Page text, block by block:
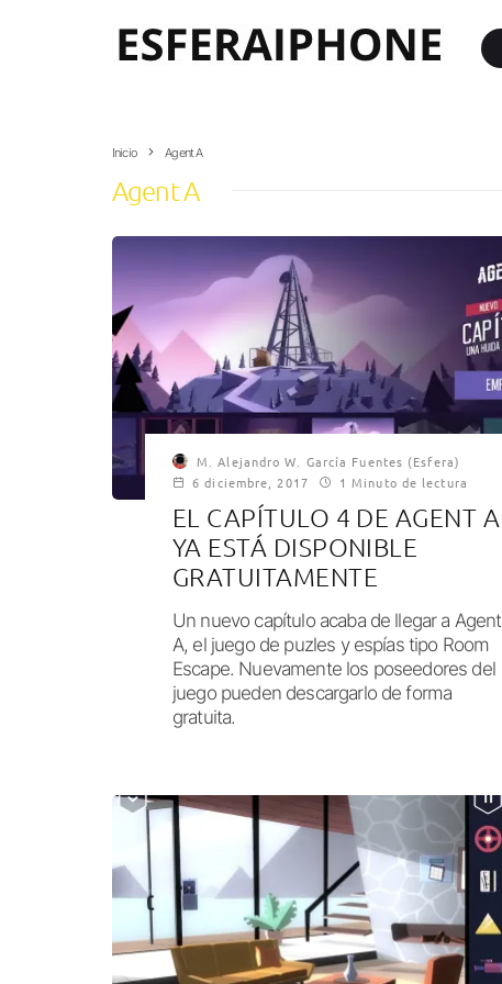
Inicio Agent A
Agent A
M. Alejandro W. García Fuentes (Esfera)
6 diciembre, 2017
1 Minuto de lectura
EL CAPÍTULO 4 DE AGENT A
YA ESTÁ DISPONIBLE
GRATUITAMENTE
Un nuevo capítulo acaba de llegar a Agent
A, el juego de puzles y espías tipo Room
Escape. Nuevamente los poseedores del
juego pueden descargarlo de forma
gratuita.